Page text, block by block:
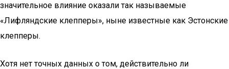
значительное влияние оказали так называемые
«Лифляндские клепперы», ныне известные как Эстонские
клепперы.
Хотя нет точных данных о том, действительно ли